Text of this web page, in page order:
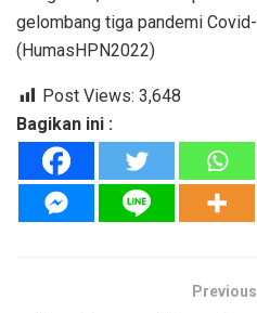
gelombang tiga pandemi
(HumasHPN2022)
Post Views: 3,648
Bagikan ini :